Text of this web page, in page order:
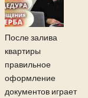
После залива
квартиры
правильное
оформление
документов играет